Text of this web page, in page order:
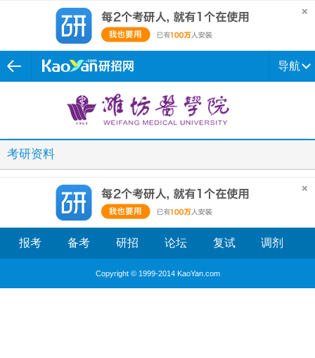
导航
考研资料
报考 备考 研招 论坛 复试 调剂
Copyright © 1999-2014 KaoYan.com